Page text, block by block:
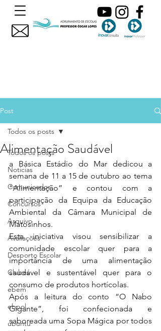
Post
Todos os posts
Noticias
Comunicados
Concursos
Arquivo
Avaliações
Desporto Escolar
Clubes
ebem
ebpol
ubuntu
Todos os posts
Alimentação Saudável
a Básica Estádio do Mar dedicou a
semana de 11 a 15 de outubro ao tema
“Alimentação” e contou com a
participação da Equipa da Educação
Ambiental da Câmara Municipal de
Matosinhos.
Esta iniciativa visou sensibilizar a
comunidade escolar quer para a
importância de uma alimentação
saudável e sustentável quer para o
consumo de produtos hortícolas.
Após a leitura do conto “O Nabo
Gigante”, foi confecionada e
saboreada uma Sopa Mágica por todos